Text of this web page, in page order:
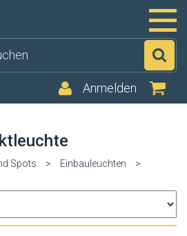
Anmelden
Spots > Einbauleuchten
>